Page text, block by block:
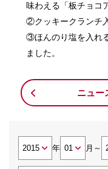
味わえる「板チョコ
②クッキークランチ
③ほんのり塩を入れ
ました。
ニュー
年 月 ～